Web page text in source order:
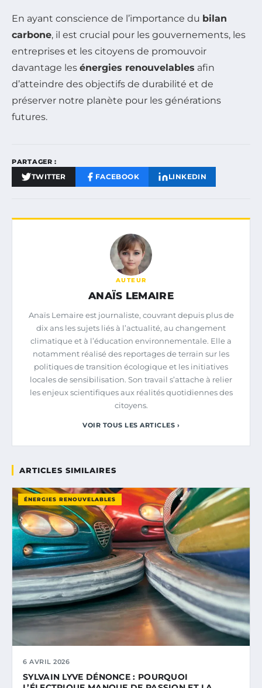
En ayant conscience de l’importance du bilan
carbone, il est crucial pour les gouvernements, les
entreprises et les citoyens de promouvoir
davantage les énergies renouvelables afin
d’atteindre des objectifs de durabilité et de
préserver notre planète pour les générations
futures.
PARTAGER :
TWITTER FACEBOOK LINKEDIN
AUTEUR
ANAÏS LEMAIRE
Anaïs Lemaire est journaliste, couvrant depuis plus de
dix ans les sujets liés à l’actualité, au changement
climatique et à l’éducation environnementale. Elle a
notamment réalisé des reportages de terrain sur les
politiques de transition écologique et les initiatives
locales de sensibilisation. Son travail s’attache à relier
les enjeux scientifiques aux réalités quotidiennes des
citoyens.
VOIR TOUS LES ARTICLES ›
ARTICLES SIMILAIRES
ÉNERGIES RENOUVELABLES
6 AVRIL 2026
SYLVAIN LYVE DÉNONCE : POURQUOI